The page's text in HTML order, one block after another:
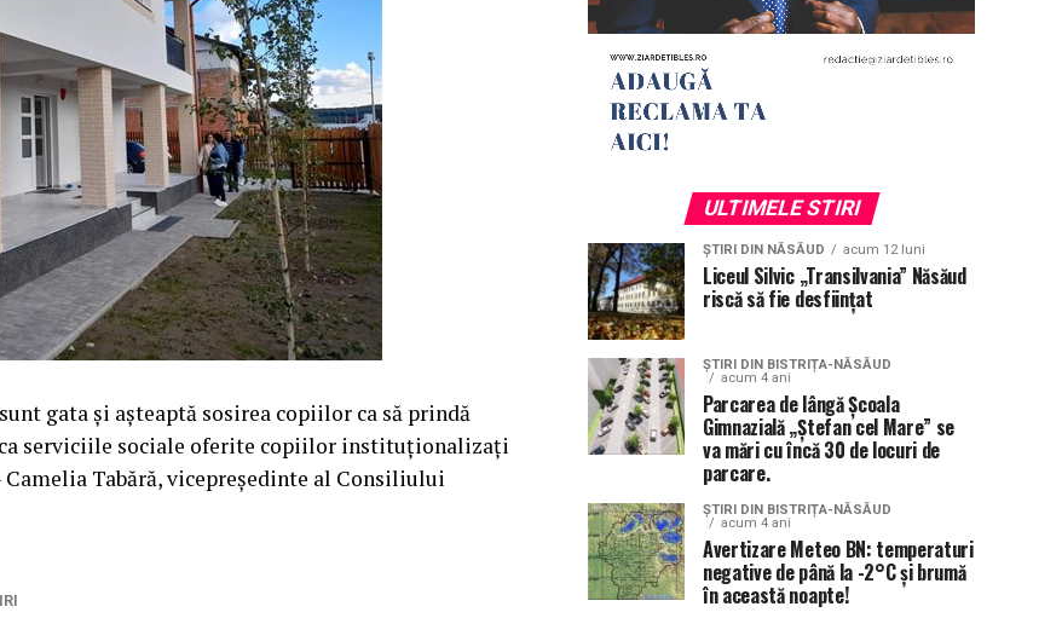
gata și așteaptă sosirea copiilor ca să prindă
serviciile sociale oferite copiilor instituționalizați
Camelia Tabără, vicepreședinte al Consiliului
ULTIMELE STIRI
ȘTIRI DIN NĂSĂUD acum 12 luni
Liceul Silvic „Transilvania” Năsăud
riscă să fie desființat
ȘTIRI DIN BISTRIȚA-NĂSĂUD
acum 4 ani
Parcarea de lângă Școala
Gimnazială „Ștefan cel Mare” se
va mări cu încă 30 de locuri de
parcare.
ȘTIRI DIN BISTRIȚA-NĂSĂUD
acum 4 ani
Avertizare Meteo BN: temperaturi
negative de până la -2°C și brumă
în această noapte!